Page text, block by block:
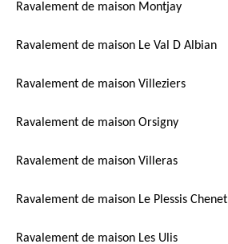
Ravalement de maison Montjay
Ravalement de maison Le Val D Albian
Ravalement de maison Villeziers
Ravalement de maison Orsigny
Ravalement de maison Villeras
Ravalement de maison Le Plessis Chenet
Ravalement de maison Les Ulis